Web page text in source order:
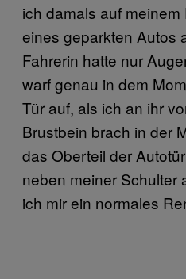
ich damals auf
eines geparkten Autos
Fahrerin hatte nur
warf genau in dem
Tür auf, als ich an ihr
Brustbein brach in der
das Oberteil der
neben meiner Schulter
ich mir ein normales